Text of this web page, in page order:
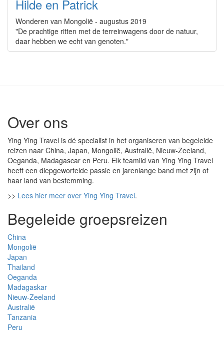
Hilde en Patrick
Wonderen van Mongolië - augustus 2019
"De prachtige ritten met de terreinwagens door de natuur,
daar hebben we echt van genoten."
Over ons
Ying Ying Travel is dé specialist in het organiseren van begeleide
reizen naar China, Japan, Mongolië, Australië, Nieuw-Zeeland,
Oeganda, Madagascar en Peru. Elk teamlid van Ying Ying Travel
heeft een diepgewortelde passie en jarenlange band met zijn of
haar land van bestemming.
>> Lees hier meer over Ying Ying Travel.
Begeleide groepsreizen
China
Mongolië
Japan
Thailand
Oeganda
Madagaskar
Nieuw-Zeeland
Australië
Tanzania
Peru